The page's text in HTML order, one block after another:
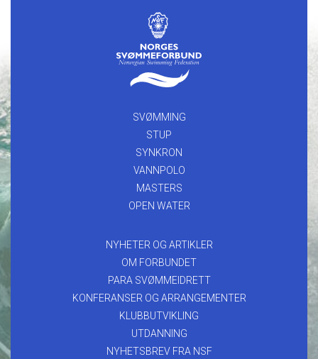
SVØMMING
STUP
SYNKRON
VANNPOLO
MASTERS
OPEN WATER
NYHETER OG ARTIKLER
OM FORBUNDET
PARA SVØMMEIDRETT
KONFERANSER OG ARRANGEMENTER
KLUBBUTVIKLING
UTDANNING
NYHETSBREV FRA NSF